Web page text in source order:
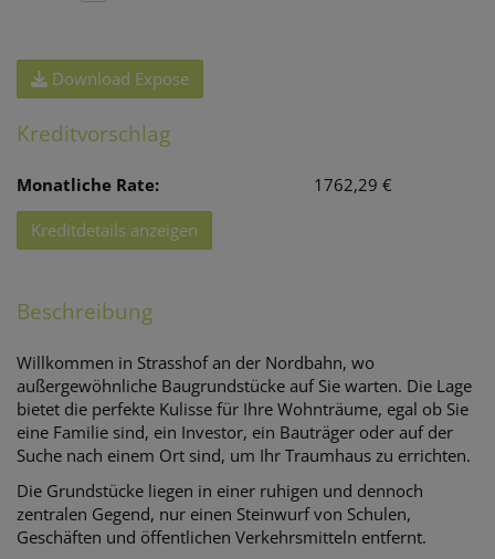
Download Expose
Kreditvorschlag
Monatliche Rate: 1762,29 €
Kreditdetails anzeigen
Beschreibung
Willkommen in Strasshof an der Nordbahn, wo
außergewöhnliche Baugrundstücke auf Sie warten. Die Lage
bietet die perfekte Kulisse für Ihre Wohnträume, egal ob Sie
eine Familie sind, ein Investor, ein Bauträger oder auf der
Suche nach einem Ort sind, um Ihr Traumhaus zu errichten.
Die Grundstücke liegen in einer ruhigen und dennoch
zentralen Gegend, nur einen Steinwurf von Schulen,
Geschäften und öffentlichen Verkehrsmitteln entfernt.